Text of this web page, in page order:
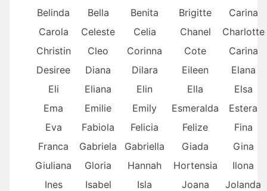
Belinda
Bella Benita Brigitte
Carina
Carola
Celeste Celia Chanel
Charlotte
Christin
Cleo Corinna Cote
Carina
Desiree
Diana Dilara Eileen
Elana
Eli
Eliana Elin Ella
Elsa
Ema
Emilie Emily Esmeralda
Estera
Eva
Fabiola Felicia Felize
Fina
Franca
Gabriela Gabriella Giada
Gina
Giuliana
Gloria Hannah Hortensia
Ilona
Ines
Isabel Isla Joana
Jolanda